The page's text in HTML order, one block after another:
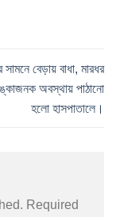
বেড়ায় বাধা, মারধর
অবস্থায় পাঠানো
হলো হাসপাতালে।
Required